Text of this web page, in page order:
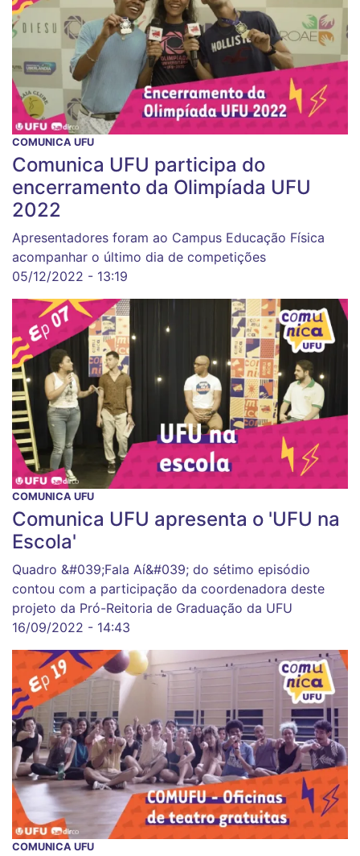
COMUNICA UFU
Comunica UFU participa do
encerramento da Olimpíada UFU
2022
Apresentadores foram ao Campus Educação Física
acompanhar o último dia de competições
05/12/2022 - 13:19
COMUNICA UFU
Comunica UFU apresenta o 'UFU na
Escola'
Quadro &#039;Fala Aí&#039; do sétimo episódio
contou com a participação da coordenadora deste
projeto da Pró-Reitoria de Graduação da UFU
16/09/2022 - 14:43
COMUNICA UFU